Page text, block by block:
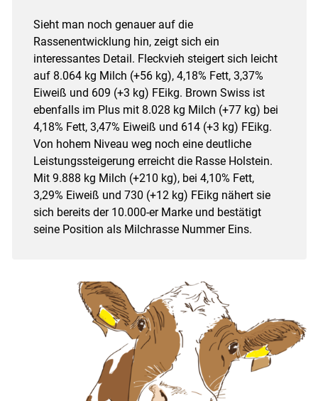
Sieht man noch genauer auf die
Rassenentwicklung hin, zeigt sich ein
interessantes Detail. Fleckvieh steigert sich leicht
auf 8.064 kg Milch (+56 kg), 4,18% Fett, 3,37%
Eiweiß und 609 (+3 kg) FEikg. Brown Swiss ist
ebenfalls im Plus mit 8.028 kg Milch (+77 kg) bei
4,18% Fett, 3,47% Eiweiß und 614 (+3 kg) FEikg.
Von hohem Niveau weg noch eine deutliche
Leistungssteigerung erreicht die Rasse Holstein.
Mit 9.888 kg Milch (+210 kg), bei 4,10% Fett,
3,29% Eiweiß und 730 (+12 kg) FEikg nähert sie
sich bereits der 10.000-er Marke und bestätigt
seine Position als Milchrasse Nummer Eins.